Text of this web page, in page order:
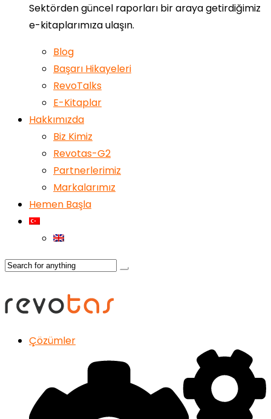
Sektörden güncel raporları bir araya getirdiğimiz
e-kitaplarımıza ulaşın.
Blog
Başarı Hikayeleri
RevoTalks
E-Kitaplar
Hakkımızda
Biz Kimiz
Revotas-G2
Partnerlerimiz
Markalarımız
Hemen Başla
Çözümler